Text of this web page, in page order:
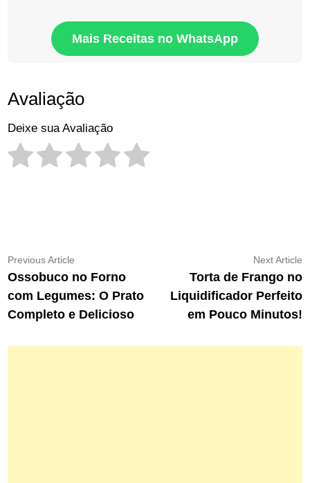
Mais Receitas no WhatsApp
Avaliação
Deixe sua Avaliação
Navegação
de
Post
Previous Article
article:
Ossobuco no Forno
com Legumes: O Prato
Completo e Delicioso
Next Article
Torta de Frango no
Liquidificador Perfeito
em Pouco Minutos!